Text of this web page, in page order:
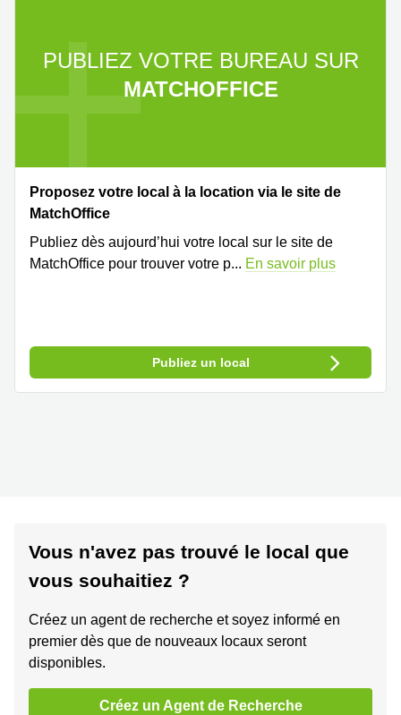
PUBLIEZ VOTRE BUREAU SUR
MATCHOFFICE
Proposez votre local à la location via le site de
MatchOffice
Publiez dès aujourd’hui votre local sur le site de
MatchOffice pour trouver votre p... En savoir plus
Publiez un local
Vous n'avez pas trouvé le local que
vous souhaitiez ?
Créez un agent de recherche et soyez informé en
premier dès que de nouveaux locaux seront
disponibles.
Créez un Agent de Recherche